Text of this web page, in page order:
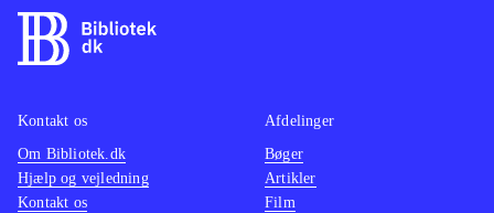
Kontakt os
Om Bibliotek.dk
Hjælp og vejledning
Kontakt os
Afdelinger
Bøger
Artikler
Film